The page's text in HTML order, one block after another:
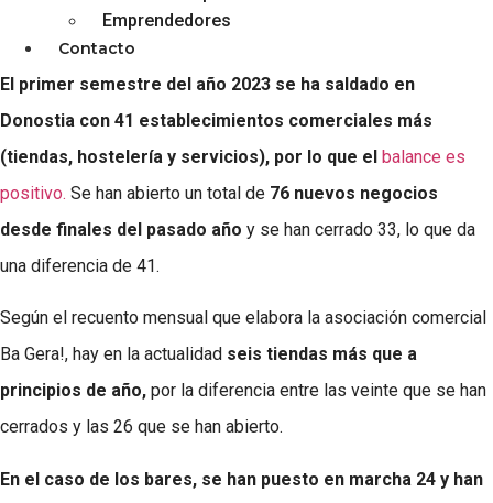
Emprendedores
Contacto
BA GERA | DONOSTIA
El primer semestre del año 2023 se ha saldado en
Donostia con 41 establecimientos comerciales más
(tiendas, hostelería y servicios), por lo que el balance es
positivo. Se han abierto un total de 76 nuevos negocios
desde finales del pasado año y se han cerrado 33, lo que da
una diferencia de 41.
Según el recuento mensual que elabora la asociación comercial
Ba Gera!, hay en la actualidad seis tiendas más que a
principios de año, por la diferencia entre las veinte que se han
cerrados y las 26 que se han abierto.
En el caso de los bares, se han puesto en marcha 24 y han